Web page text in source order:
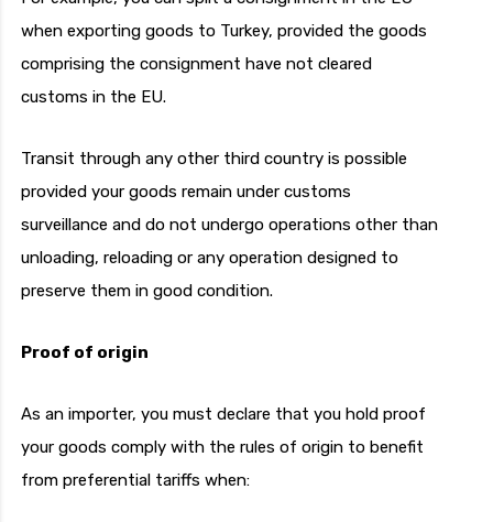
when exporting goods to Turkey, provided the goods
comprising the consignment have not cleared
customs in the EU.
Transit through any other third country is possible
provided your goods remain under customs
surveillance and do not undergo operations other than
unloading, reloading or any operation designed to
preserve them in good condition.
Proof of origin
As an importer, you must declare that you hold proof
your goods comply with the rules of origin to benefit
from preferential tariffs when: